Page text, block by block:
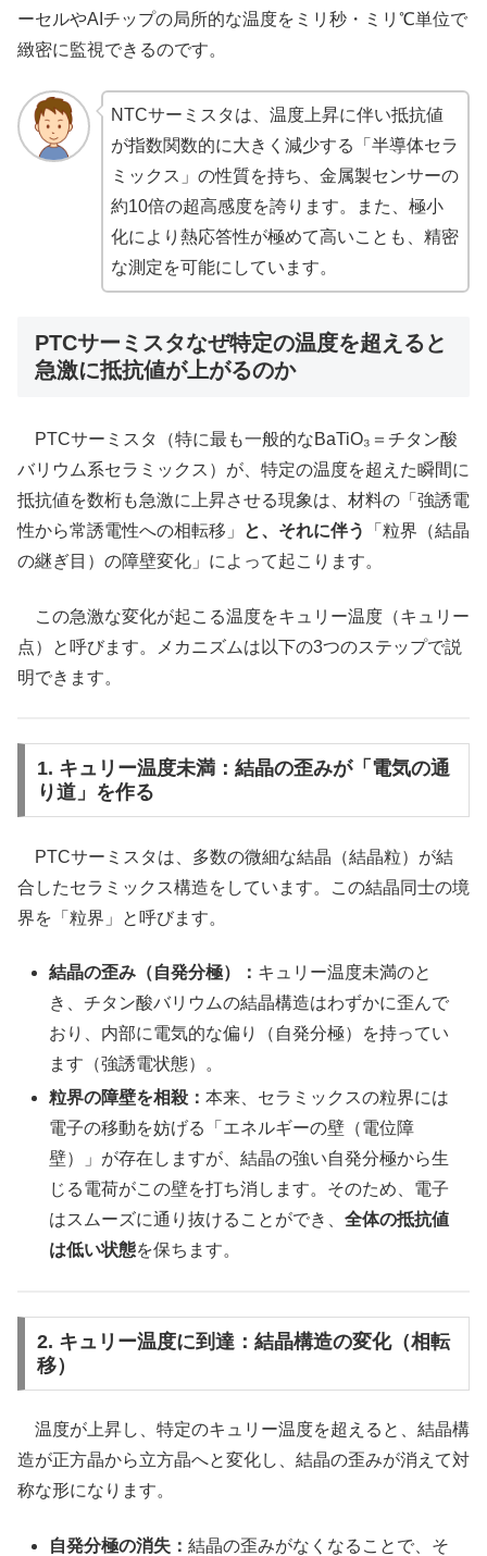
ーセルやAIチップの局所的な温度をミリ秒・ミリ℃単位で
緻密に監視できるのです。
NTCサーミスタは、温度上昇に伴い抵抗値
が指数関数的に大きく減少する「半導体セラ
ミックス」の性質を持ち、金属製センサーの
約10倍の超高感度を誇ります。また、極小
化により熱応答性が極めて高いことも、精密
な測定を可能にしています。
PTCサーミスタなぜ特定の温度を超えると
急激に抵抗値が上がるのか
PTCサーミスタ（特に最も一般的なBaTiO₃＝チタン酸
バリウム系セラミックス）が、特定の温度を超えた瞬間に
抵抗値を数桁も急激に上昇させる現象は、材料の「強誘電
性から常誘電性への相転移」
と、それに伴う
「粒界（結晶
の継ぎ目）の障壁変化」によって起こります。
この急激な変化が起こる温度をキュリー温度（キュリー
点）と呼びます。メカニズムは以下の3つのステップで説
明できます。
1. キュリー温度未満：結晶の歪みが「電気の通
り道」を作る
PTCサーミスタは、多数の微細な結晶（結晶粒）が結
合したセラミックス構造をしています。この結晶同士の境
界を「粒界」と呼びます。
結晶の歪み（自発分極）： キュリー温度未満のと
き、チタン酸バリウムの結晶構造はわずかに歪んで
おり、内部に電気的な偏り（自発分極）を持ってい
ます（強誘電状態）。
粒界の障壁を相殺：本来、セラミックスの粒界には
電子の移動を妨げる「エネルギーの壁（電位障
壁）」が存在しますが、結晶の強い自発分極から生
じる電荷がこの壁を打ち消します。そのため、電子
はスムーズに通り抜けることができ、全体の抵抗値
は低い状態を保ちます。
2. キュリー温度に到達：結晶構造の変化（相転
移）
温度が上昇し、特定のキュリー温度を超えると、結晶構
造が正方晶から立方晶へと変化し、結晶の歪みが消えて対
称な形になります。
自発分極の消失：結晶の歪みがなくなることで、そ